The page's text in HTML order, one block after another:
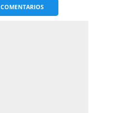
COMENTARIOS